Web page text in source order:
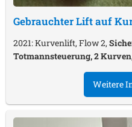
Gebrauchter Lift auf
2021: Kurvenlift, Flow 2,
Totmannsteuerung, 2
Weitere